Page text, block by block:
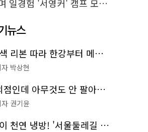
험 '서영커' 캠프 모집…전액 무료
뉴스
주황색 리본 따라 한강부터 메타세쿼이아 숲길까지…서울둘레길 15코스
박상현
"편의점인데 아무것도 안 팔아요" 서울에서 가장 특별한 편의점의 정체
권기윤
이것이 천연 냉방! '서울둘레길 9코스'로 숲속 피서 떠나볼까